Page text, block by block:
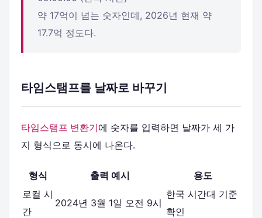
약 17억이 넘는 숫자인데, 2026년 현재 약
17.7억 정도다.
타임스탬프를 날짜로 바꾸기
타임스탬프 변환기에 숫자를 입력하면 날짜가 세 가
지 형식으로 동시에 나온다.
형식 출력 예시
용도
로컬 시
간
2024년 3월 1일 오전 9시
한국 시간대 기준
확인